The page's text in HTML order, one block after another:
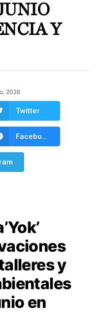
Y
2026
Twitter
Facebook Messenger
y
en